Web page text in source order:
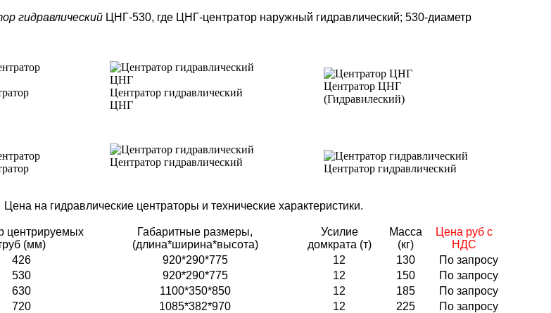
гидравлический ЦНГ-530, где ЦНГ-центратор наружный гидравлический; 530-диаметр
Центратор гидравлический
ЦНГ
Центратор ЦНГ
(Гидравилеский)
Центратор гидравлический
Центратор гидравлический
Цена на гидравлические центраторы и технические характеристики.
центрируемых
(мм)
Габаритные размеры,
(длина*ширина*высота)
Усилие
домкрата (т)
Масса
(кг)
Цена руб с
НДС
426 920*290*775 12 130
По запросу
530 920*290*775 12 150
По запросу
630 1100*350*850 12 185
По запросу
720 1085*382*970 12 225
По запросу